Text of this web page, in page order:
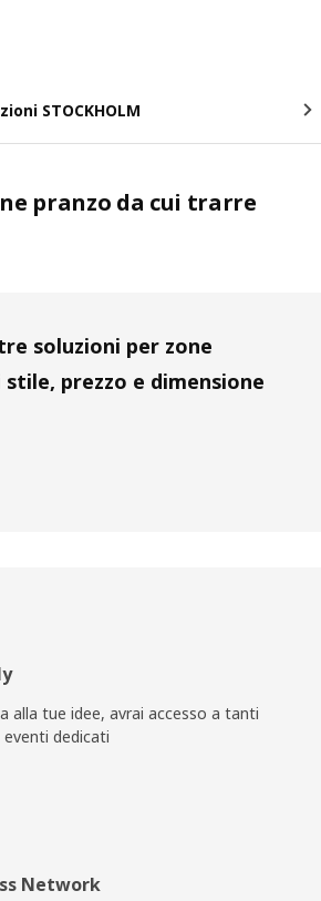
STOCKHOLM
pranzo da cui trarre
soluzioni per zone
prezzo e dimensione
alla tue idee, avrai accesso a tanti
dedicati
Network